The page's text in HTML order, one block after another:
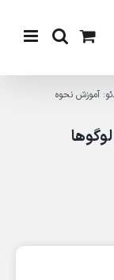
آموزش نحوه